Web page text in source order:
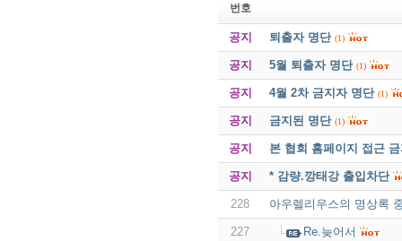
번호
공지 퇴출자 명단 (1)
공지 5월 퇴출자 명단 (1)
공지 4월 2차 금지자 명단 (1)
공지 금지된 명단 (1)
공지 본 협회 홈페이지 접근
공지 * 감량.깡태강 출입차단
228 아우렐리우스의 명상록
227 Re.늦어서